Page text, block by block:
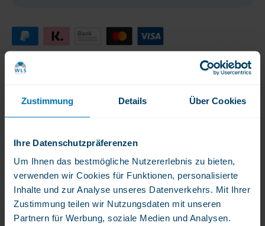
Zustimmung Details Über Cookies
Ihre Datenschutzpräferenzen
Um Ihnen das bestmögliche Nutzererlebnis zu bieten,
verwenden wir Cookies für Funktionen, personalisierte
Inhalte und zur Analyse unseres Datenverkehrs. Mit Ihrer
Zustimmung teilen wir Nutzungsdaten mit unseren
Partnern für Werbung, soziale Medien und Analysen.
Die besten Produkte für Sie
Dieser Nahrungsergänzungspräparate liefern eine optimale
Nährstoffkombination
Lebensstil!
Produktbewertungen
Lesen Sie die Erfahrungsberichte anderer
Kunden